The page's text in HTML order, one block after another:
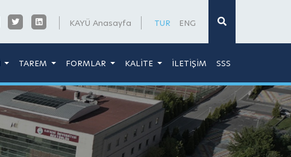
TUR ENG
KAYÜ Anasayfa
TAREM FORMLAR KALİTE İLETİŞİM SSS